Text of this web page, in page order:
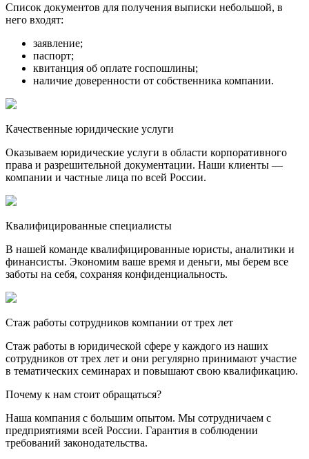
Список документов для получения выписки небольшой, в
него входят:
заявление;
паспорт;
квитанция об оплате госпошлины;
наличие доверенности от собственника компании.
Качественные юридические услуги
Оказываем юридические услуги в области корпоративного
права и разрешительной документации. Наши клиенты —
компании и частные лица по всей России.
Квалифицированные специалисты
В нашей команде квалифицированные юристы, аналитики и
финансисты. Экономим ваше время и деньги, мы берем все
заботы на себя, сохраняя конфиденциальность.
Стаж работы сотрудников компании от трех лет
Стаж работы в юридической сфере у каждого из наших
сотрудников от трех лет и они регулярно принимают участие
в тематических семинарах и повышают свою квалификацию.
Почему к нам стоит обращаться?
Наша компания с большим опытом. Мы сотрудничаем с
предприятиями всей России. Гарантия в соблюдении
требований законодательства.